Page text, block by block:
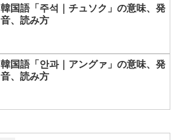
韓国語「주석｜チュソク」の意味、発
音、読み方
韓国語「안과｜アングァ」の意味、発
音、読み方